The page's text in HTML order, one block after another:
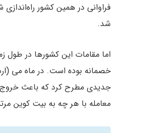
شد.
اما مقامات این کشورها در طول
خصمانه بوده است. در ماه می
جدیدی مطرح کرد که باعث خروج
معامله با هر چه به بیت کوین